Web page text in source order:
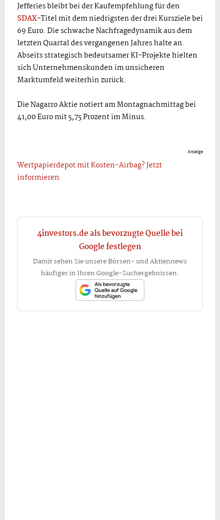
Jefferies bleibt bei der Kaufempfehlung für den
SDAX-Titel mit dem niedrigsten der drei Kursziele bei
69 Euro. Die schwache Nachfragedynamik aus dem
letzten Quartal des vergangenen Jahres halte an.
Abseits strategisch bedeutsamer KI-Projekte hielten
sich Unternehmenskunden im unsicheren
Marktumfeld weiterhin zurück.
Die Nagarro Aktie notiert am Montagnachmittag bei
41,00 Euro mit 5,75 Prozent im Minus.
Anzeige
Wertpapierdepot mit Kosten-Airbag? Jetzt
informieren.
4investors.de als bevorzugte Quelle bei
Google festlegen
Damit sehen Sie unsere Börsen- und Aktiennews
häufiger in Ihren Google-Suchergebnissen.